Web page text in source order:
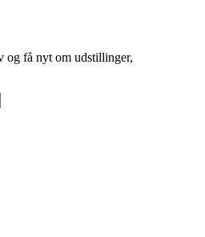
få nyt om udstillinger,